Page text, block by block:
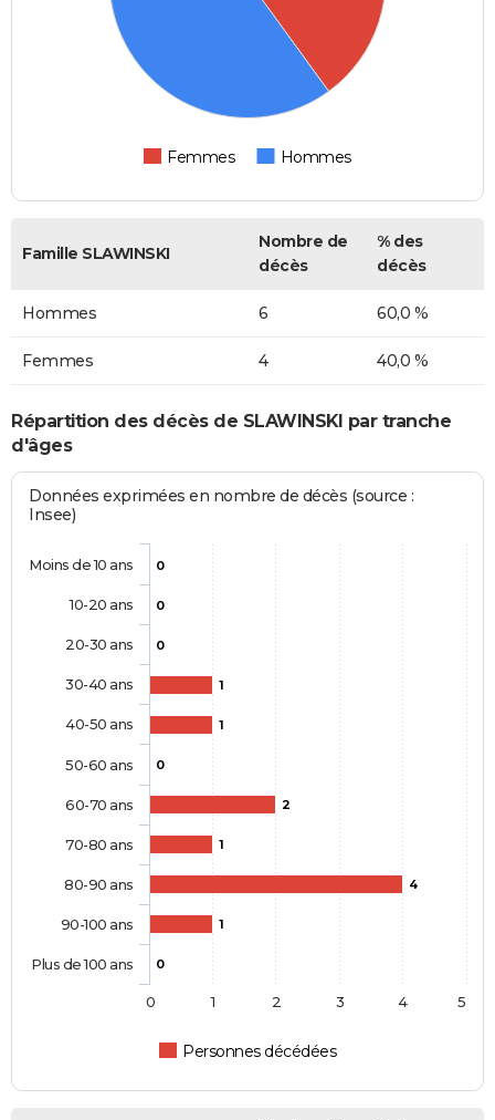
Femmes Hommes
Famille SLAWINSKI
Nombre de
décès
% des
décès
Hommes 6 60,0 %
Femmes 4 40,0 %
Répartition des décès de SLAWINSKI par tranche
d'âges
Données exprimées en nombre de décès (source :
Insee)
0
0
0
1
1
0
2
1
4
1
0
Personnes décédées
Moins de 10 ans
10-20 ans
20-30 ans
30-40 ans
40-50 ans
50-60 ans
60-70 ans
70-80 ans
80-90 ans
90-100 ans
Plus de 100 ans
0 1 2 3 4 5